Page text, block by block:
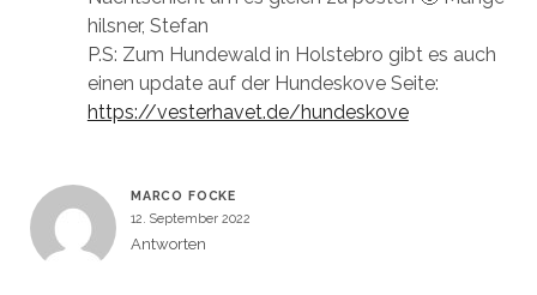
hilsner, Stefan
P.S: Zum Hundewald in Holstebro gibt es auch
einen update auf der Hundeskove Seite:
https://vesterhavet.de/hundeskove
MARCO FOCKE
12. September 2022
Antworten